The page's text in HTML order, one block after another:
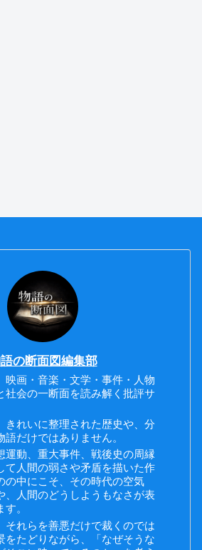
の断面図編集部
映画・音楽・文学・事件・人物
社会の一断面を読み解く批評サ
きれいに整理された歴史や、分
だけではありません。
運動、重大事件、戦後史の周縁
て人間の弱さや矛盾を描いた作
の中にこそ、その時代の空気
、人間のどうしようもなさが表
。
それらを善悪だけで裁くのでは
をたどりながら、「なぜそうな